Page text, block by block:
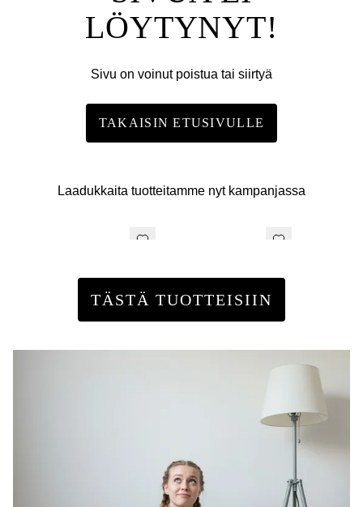
LÖYTYNYT!
Sivu on voinut poistua tai siirtyä
TAKAISIN ETUSIVULLE
Laadukkaita tuotteitamme nyt kampanjassa
TÄSTÄ TUOTTEISIIN